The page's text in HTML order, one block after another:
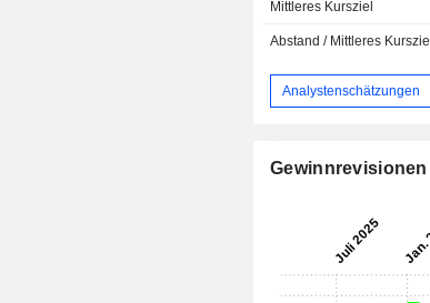
Mittleres Kursziel
Abstand / Mittleres Kursziel
Analystenschätzungen
Gewinnrevisionen